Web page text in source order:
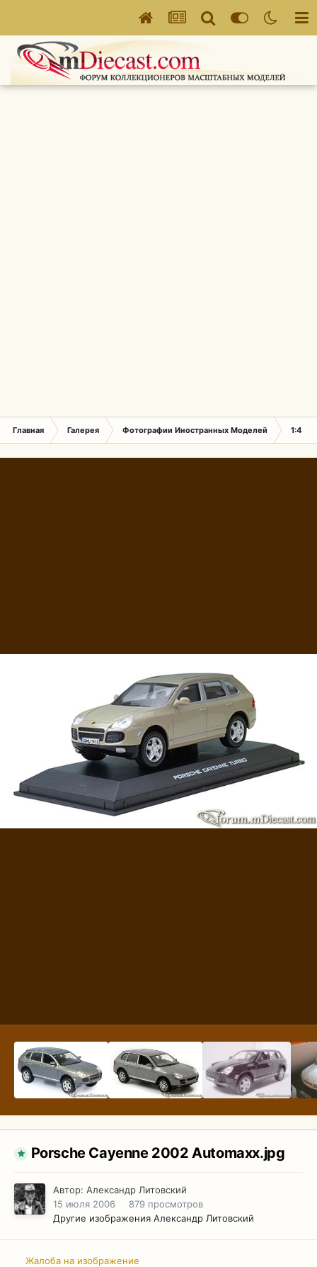
Главная Галерея Фотографии Иностранных Моделей 1:43
Porsche Cayenne 2002 Automaxx.jpg
Автор: Александр Литовский
15 июля 2006
879 просмотров
Другие изображения Александр Литовский
Жалоба на изображение